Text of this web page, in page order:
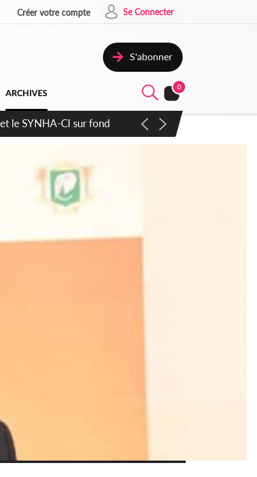
Créer votre compte Se Connecter
S'abonner
ARCHIVES
0
plus apaisé